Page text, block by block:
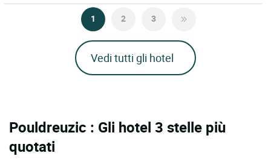
1 2 3
Vedi tutti gli hotel
Pouldreuzic : Gli hotel 3 stelle più
quotati